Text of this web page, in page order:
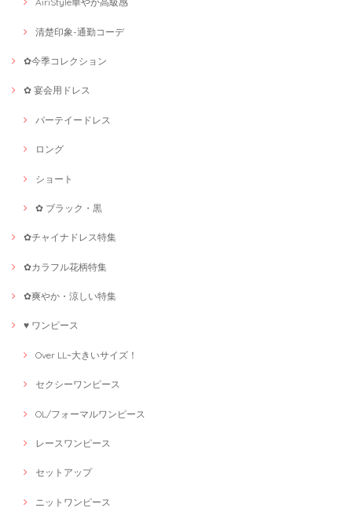
清楚印象-通勤コーデ
✿今季コレクション
✿ 宴会用ドレス
パーテイードレス
ロング
ショート
✿ ブラック・黒
✿チャイナドレス特集
✿カラフル花柄特集
✿爽やか・涼しい特集
♥ ワンピース
Over LL~大きいサイズ！
セクシーワンピース
OL/フォーマルワンピース
レースワンピース
セットアップ
ニットワンピース